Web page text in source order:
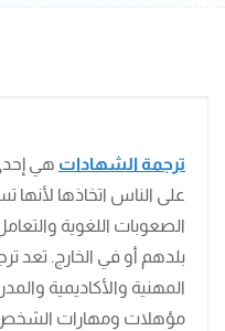
ترجمة الشهادات هي
على الناس اتخاذها
الصعوبات اللغوية
بلدهم أو في الخارج. تعد
المهنية والأكاديمية
مؤهلات ومهارات